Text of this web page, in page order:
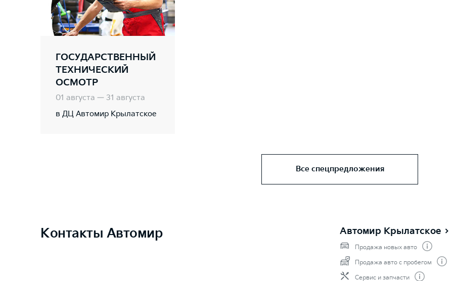
ГОСУДАРСТВЕННЫЙ
ТЕХНИЧЕСКИЙ
ОСМОТР
01 августа — 31 августа
в ДЦ Автомир Крылатское
Все спецпредложения
Контакты Автомир Автомир Крылатское
Продажа новых авто
Продажа авто с пробегом
Сервис и запчасти